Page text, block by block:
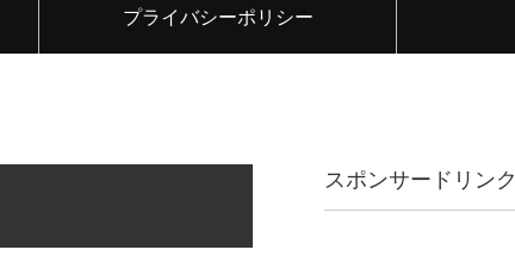
プライバシーポリシー
スポンサードリンク